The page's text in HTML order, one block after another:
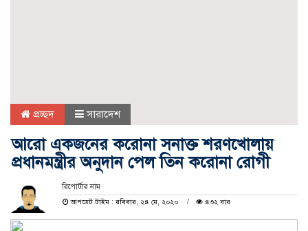
প্রচ্ছদ সারাদেশ
আরো একজনের করোনা সনাক্ত শরণখোলায়
প্রধানমন্ত্রীর অনুদান পেল তিন করোনা রোগী
রিপোর্টার নাম
আপডেট টাইম : রবিবার, ২৪ মে, ২০২০
৪৩২ বার